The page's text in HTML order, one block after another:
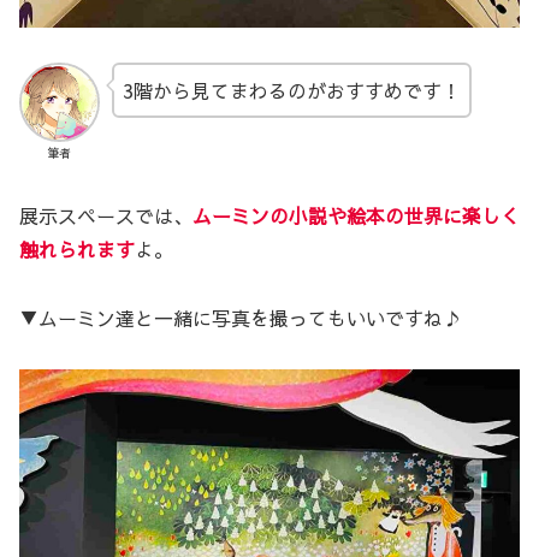
筆者
3階から見てまわるのがおすすめです！
展示スペースでは、 ムーミンの小説や絵本の世界に楽しく
触れられますよ。
▼ムーミン達と一緒に写真を撮ってもいいですね♪